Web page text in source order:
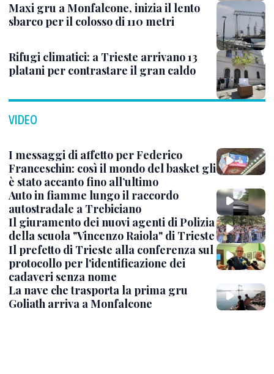
Maxi gru a Monfalcone, inizia il lento
sbarco per il colosso di 110 metri
Rifugi climatici: a Trieste arrivano 13
platani per contrastare il gran caldo
VIDEO
I messaggi di affetto per Federico
Franceschin: così il mondo del basket gli
è stato accanto fino all’ultimo
Auto in fiamme lungo il raccordo
autostradale a Trebiciano
Il giuramento dei nuovi agenti di Polizia
della scuola "Vincenzo Raiola" di Trieste
Il prefetto di Trieste alla conferenza sul
protocollo per l'identificazione dei
cadaveri senza nome
La nave che trasporta la prima gru
Goliath arriva a Monfalcone